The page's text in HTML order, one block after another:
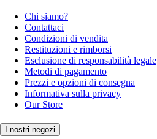
Chi siamo?
Contattaci
Condizioni di vendita
Restituzioni e rimborsi
Esclusione di responsabilità legale
Metodi di pagamento
Prezzi e opzioni di consegna
Informativa sulla privacy
Our Store
I nostri negozi